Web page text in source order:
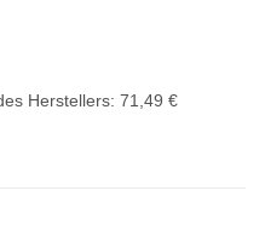
Herstellers: 71,49 €